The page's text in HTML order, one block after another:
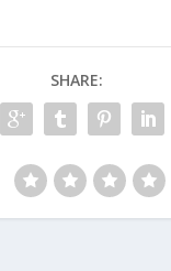
SHARE: